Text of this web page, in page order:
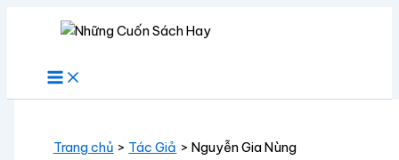
Trang chủ Tác Giả Nguyễn Gia Nùng